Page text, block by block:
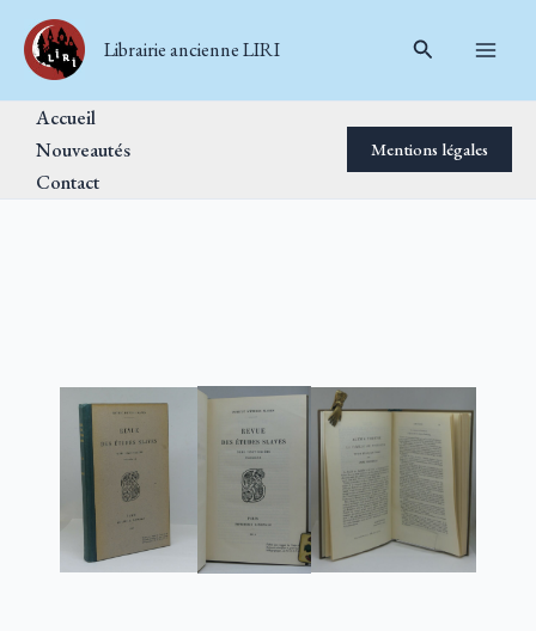
contenu
Librairie ancienne LIRI Rechercher
Accueil
Nouveautés
Contact
Mentions légales